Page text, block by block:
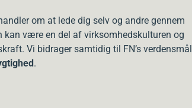
om at lede dig selv og andre gennem
kan være en del af virksomhedskulturen og
Vi bidrager samtidig til FN’s verdensmål
.